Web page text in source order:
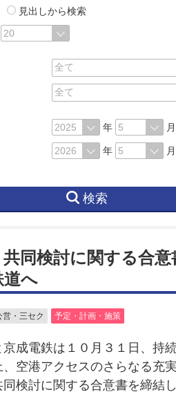
見出しから検索
年 月
年
月
検索
同検討に関する合
へ
営・三セク 予定・計画・施策
成電鉄は１０月３１日、持
空港アクセスのさらなる充
検討に関する合意書を締結